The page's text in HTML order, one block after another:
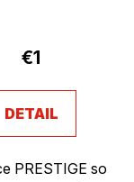
€1
DETAIL
PRESTIGE so